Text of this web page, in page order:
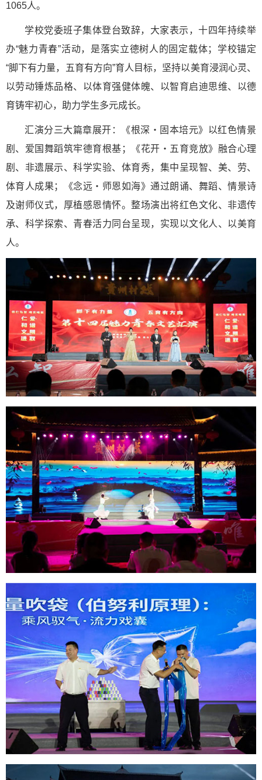
1065人。
学校党委班子集体登台致辞，大家表示，十四年持续举
办“魅力青春”活动，是落实立德树人的固定载体；学校锚定
“脚下有力量，五育有方向”育人目标，坚持以美育浸润心灵、
以劳动锤炼品格、以体育强健体魄、以智育启迪思维、以德
育铸牢初心，助力学生多元成长。
汇演分三大篇章展开：《根深・固本培元》以红色情景
剧、爱国舞蹈筑牢德育根基；《花开・五育竞放》融合心理
剧、非遗展示、科学实验、体育秀，集中呈现智、美、劳、
体育人成果；《念远・师恩如海》通过朗诵、舞蹈、情景诗
及谢师仪式，厚植感恩情怀。整场演出将红色文化、非遗传
承、科学探索、青春活力同台呈现，实现以文化人、以美育
人。